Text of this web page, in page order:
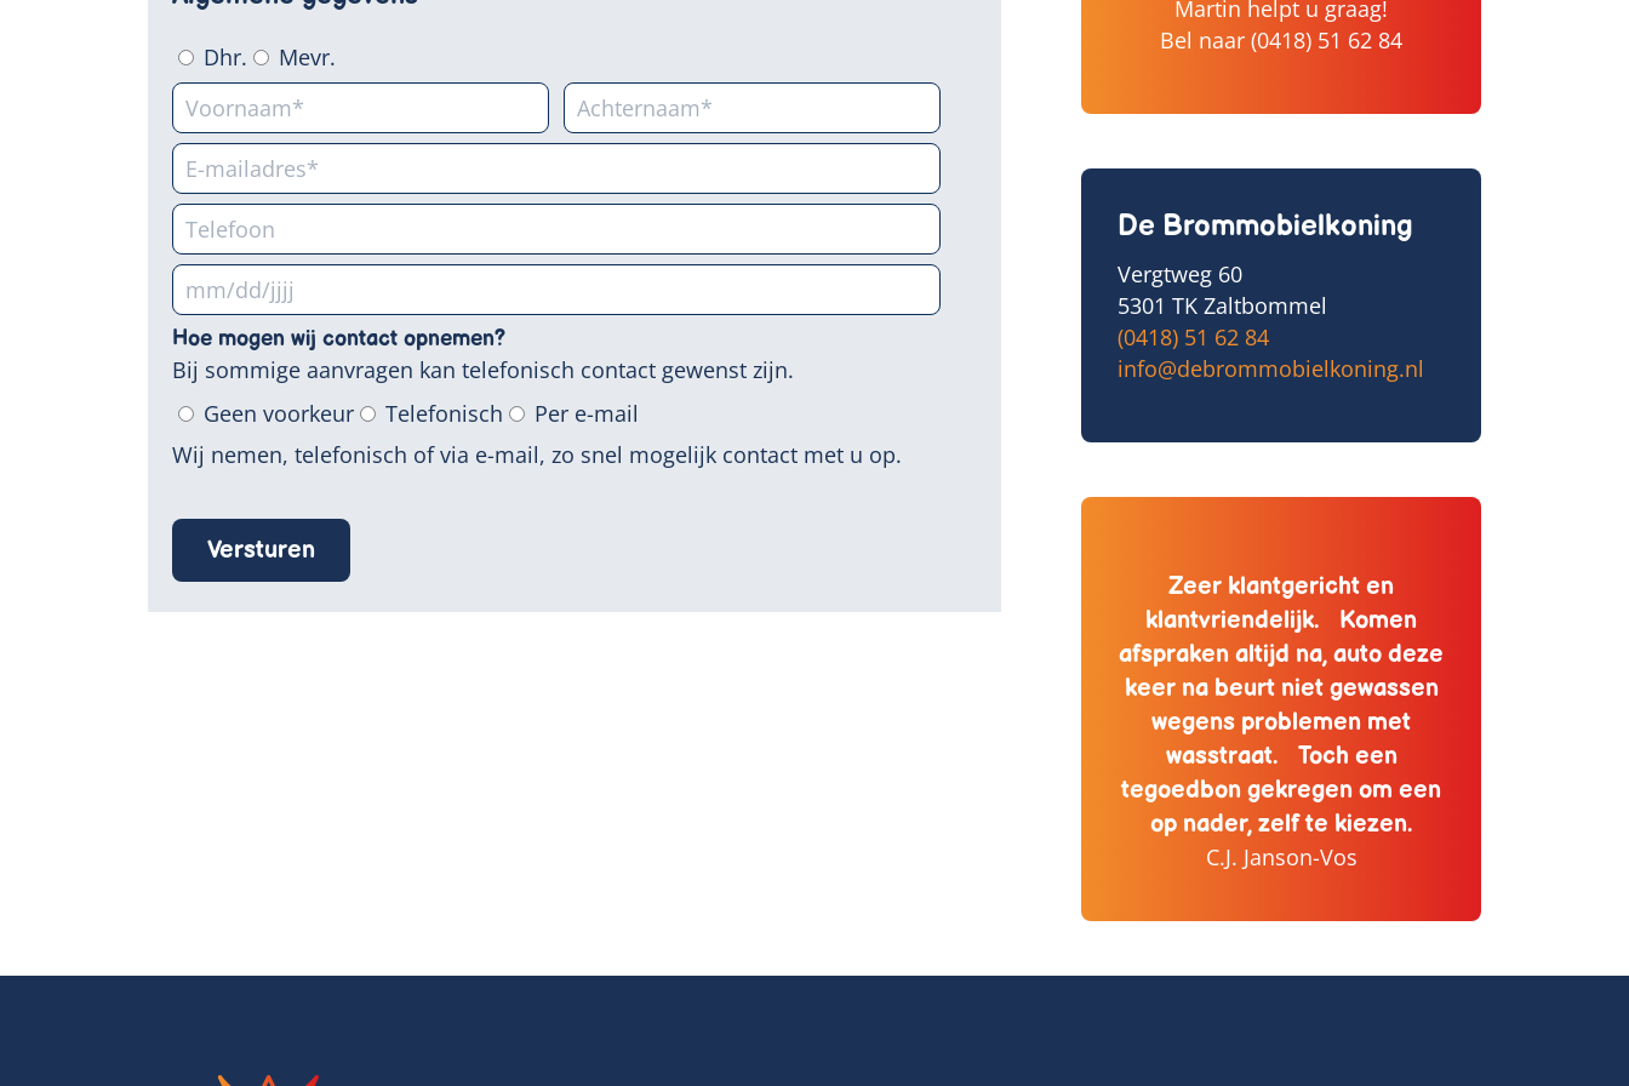
Dhr. Mevr.
MM
slash
DD
JJJJ
Hoe mogen wij contact opnemen?
Bij sommige aanvragen kan telefonisch contact gewenst zijn.
Geen voorkeur
Telefonisch
Per e-mail
Wij nemen, telefonisch of via e-mail, zo snel mogelijk contact met u op.
Martin helpt u graag!
Bel naar (0418) 51 62 84
De Brommobielkoning
Vergtweg 60
5301 TK Zaltbommel
(0418) 51 62 84
info@debrommobielkoning.nl
Zeer klantgericht en
klantvriendelijk. Komen
afspraken altijd na, auto deze
keer na beurt niet gewassen
wegens problemen met
wasstraat. Toch een
tegoedbon gekregen om een
op nader, zelf te kiezen.
C.J. Janson-Vos